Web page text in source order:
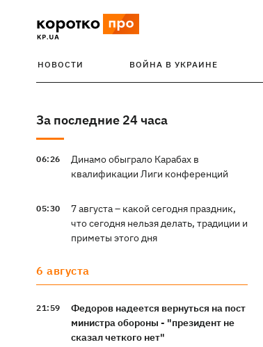
НОВОСТИ ВОЙНА В УКРАИНЕ
За последние 24 часа
06:26
Динамо обыграло Карабах в
квалификации Лиги конференций
05:30
7 августа – какой сегодня праздник,
что сегодня нельзя делать, традиции и
приметы этого дня
6 августа
21:59
Федоров надеется вернуться на пост
министра обороны - "президент не
сказал четкого нет"